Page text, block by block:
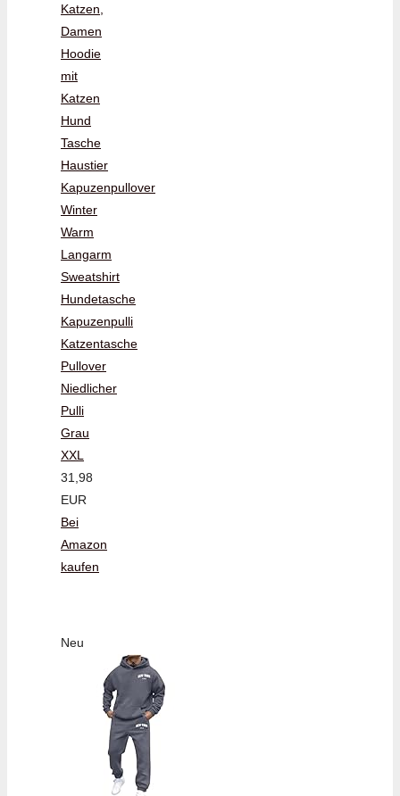
Katzen,
Damen
Hoodie
mit
Katzen
Hund
Tasche
Haustier
Kapuzenpullover
Winter
Warm
Langarm
Sweatshirt
Hundetasche
Kapuzenpulli
Katzentasche
Pullover
Niedlicher
Pulli
Grau
XXL
31,98
EUR
Bei
Amazon
kaufen
Neu